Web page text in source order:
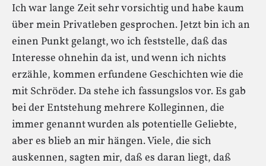
Ich war lange Zeit sehr vorsichtig und habe kaum
über mein Privatleben gesprochen. Jetzt bin ich an
einen Punkt gelangt, wo ich feststelle, daß das
Interesse ohnehin da ist, und wenn ich nichts
erzähle, kommen erfundene Geschichten wie die
mit Schröder. Da stehe ich fassungslos vor. Es gab
bei der Entstehung mehrere Kolleginnen, die
immer genannt wurden als potentielle Geliebte,
aber es blieb an mir hängen. Viele, die sich
auskennen, sagten mir, daß es daran liegt, daß